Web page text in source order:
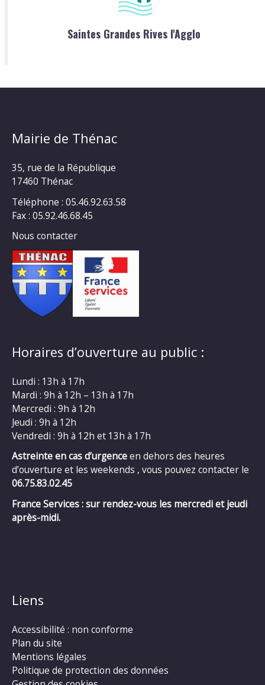
Saintes Grandes Rives l'Agglo
Mairie de Thénac
35, rue de la République
17460 Thénac
Téléphone : 05.46.92.63.58
Fax : 05.92.46.68.45
Nous contacter
Horaires d’ouverture au public :
Lundi : 13h à 17h
Mardi : 9h à 12h – 13h à 17h
Mercredi : 9h à 12h
Jeudi : 9h à 12h
Vendredi : 9h à 12h et 13h à 17h
Astreinte en cas d’urgenceen dehors des heures
d’ouverture et les weekends , vous pouvez contacter le
06.75.83.02.45
France Services : sur rendez-vous les mercredi et jeudi
après-midi.
Liens
Accessibilité : non conforme
Plan du site
Mentions légales
Politique de protection des données